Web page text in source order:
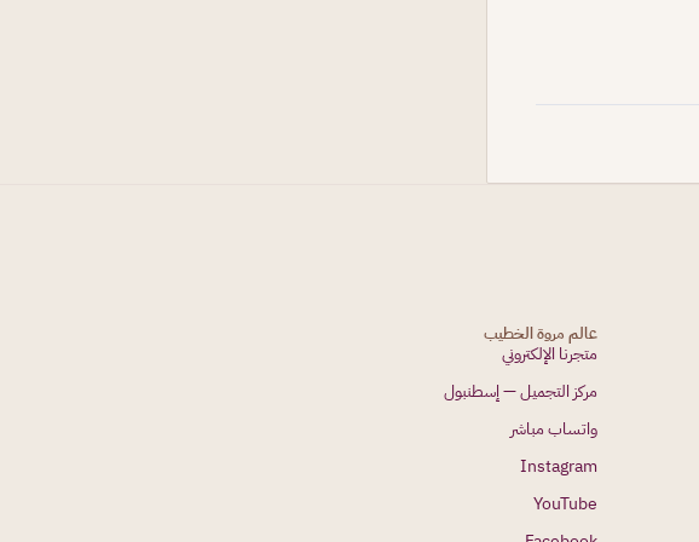
عالم مروة الخطيب
متجرنا الإلكتروني
مركز التجميل — إسطنبول
واتساب مباشر
Instagram
YouTube